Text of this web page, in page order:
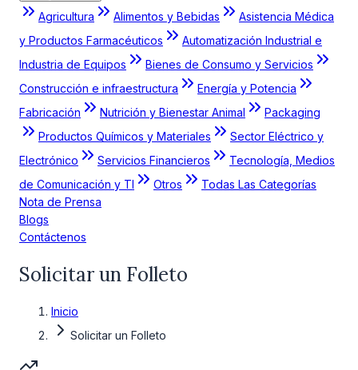
Agricultura Alimentos y Bebidas
Asistencia Médica
y Productos Farmacéuticos
Automatización Industrial e
Industria de Equipos
Bienes de Consumo y Servicios
Construcción e infraestructura
Energía y Potencia
Fabricación
Nutrición y Bienestar Animal
Packaging
Productos Químicos y Materiales
Sector Eléctrico y
Electrónico
Servicios Financieros
Tecnología, Medios
de Comunicación y TI
Otros
Todas Las Categorías
Nota de Prensa
Blogs
Contáctenos
Solicitar un Folleto
Inicio
Solicitar un Folleto